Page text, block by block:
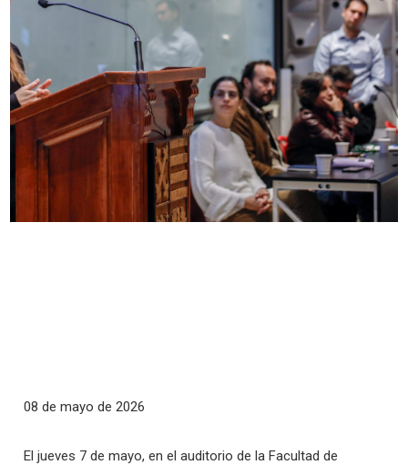
08 de mayo de 2026
El jueves 7 de mayo, en el auditorio de la Facultad de